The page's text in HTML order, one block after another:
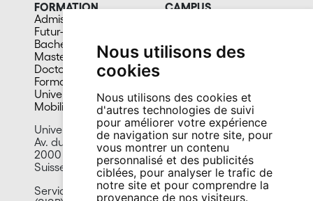
Nous utilisons des
cookies
Nous utilisons des cookies et
d'autres technologies de suivi
pour améliorer votre expérience
de navigation sur notre site, pour
vous montrer un contenu
personnalisé et des publicités
ciblées, pour analyser le trafic de
notre site et pour comprendre la
provenance de nos visiteurs.
FORMATION
Admission
Futur-e étudiant-e
Bachelors
Masters
Doctorat
Formation continue
Université du 3e âge
Mobilité
CAMPUS
Sports
Santé
Université de Neuchâtel
Av. du 1er-Mars 26
2000 Neuchâtel
Suisse
Service information scientifique et bibliothèques